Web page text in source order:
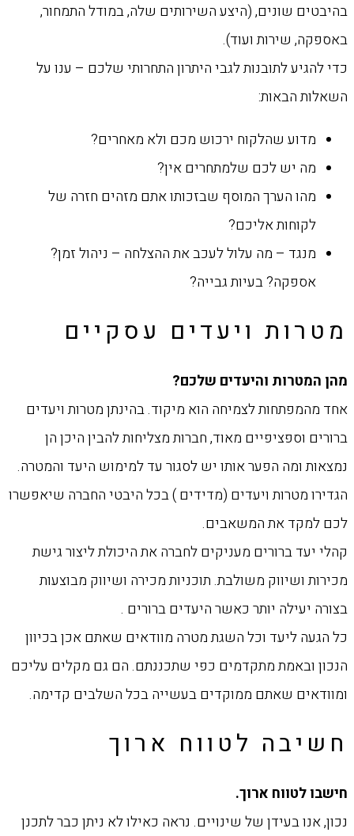
בהיבטים שונים, (היצע השירותים שלה, במודל התמחור,
‏באספקה, שירות ועוד).‏
כדי להגיע לתובנות לגבי היתרון התחרותי שלכם – ענו על
השאלות הבאות:‏
מדוע שהלקוח ירכוש מכם ולא מאחרים? ‏
מה יש לכם שלמתחרים אין? ‏
מהו הערך המוסף שבזכותו אתם מזהים חזרה של
לקוחות אליכם? ‏
מנגד – מה עלול לעכב את ההצלחה – ניהול זמן?
אספקה? בעיות גבייה? ‏
מטרות ויעדים עסקיים
‏מהן המטרות והיעדים שלכם? ‏
אחד מהמפתחות לצמיחה הוא מיקוד. בהינתן מטרות ויעדים
ברורים וספציפיים מאוד, חברות ‏מצליחות להבין היכן הן
נמצאות ומה הפער אותו יש לסגור עד למימוש היעד והמטרה.
הגדירו ‏מטרות ויעדים (מדידים ) בכל היבטי החברה שיאפשרו
לכם למקד את המשאבים.‏
קהלי יעד ברורים מעניקים לחברה את היכולת ליצור גישת
מכירות ושיווק משולבת. תוכניות מכירה ‏ושיווק מבוצעות
בצורה יעילה יותר כאשר היעדים ברורים .‏
כל הגעה ליעד וכל השגת מטרה מוודאים שאתם אכן בכיוון
הנכון ובאמת מתקדמים כפי שתכננתם. ‏הם גם מקלים עליכם
ומוודאים שאתם ממוקדים בעשייה בכל השלבים קדימה.
חשיבה לטווח ארוך‏
‏חישבו לטווח ארוך.
נכון, אנו בעידן של שינויים. נראה כאילו לא ניתן כבר לתכנן